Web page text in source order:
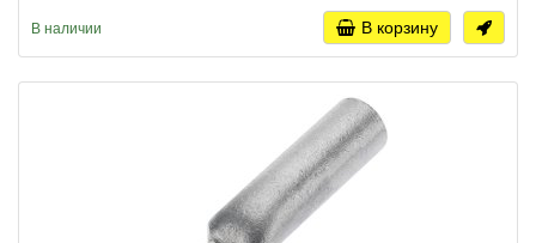
В наличии В корзину